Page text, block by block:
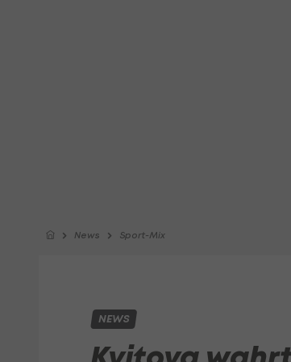
News Sport-Mix
NEWS